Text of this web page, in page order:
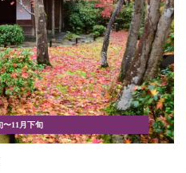
〜11月下旬